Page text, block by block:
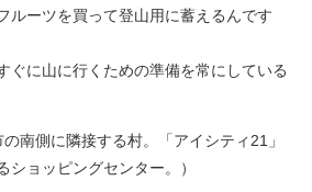
ルーツを買って登山用に蓄えるんです
ぐに山に行くための準備を常にしている
南側に隣接する村。「アイシティ21」
ショッピングセンター。）